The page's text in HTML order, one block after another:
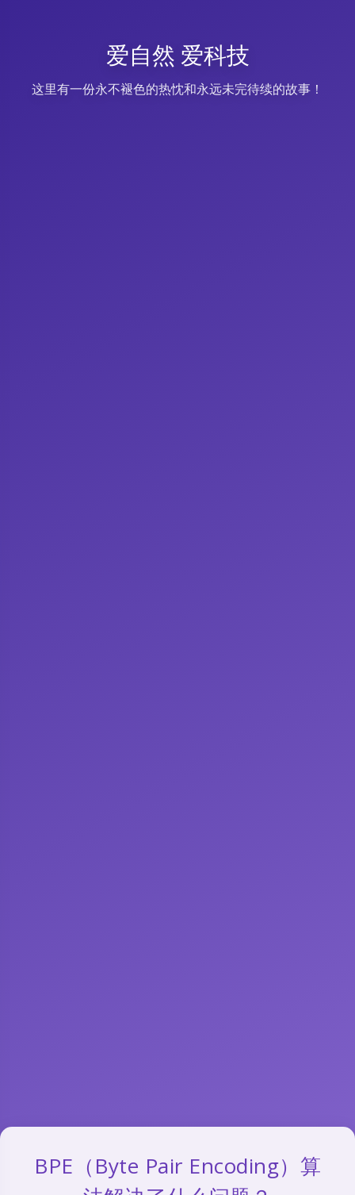
爱自然 爱科技
这里有一份永不褪色的热忱和永远未完待续的故事！
BPE（Byte Pair Encoding）算